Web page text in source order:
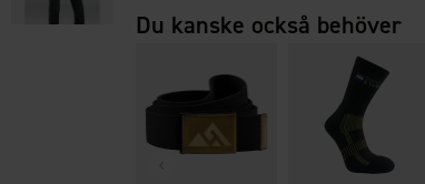
Du kanske också behöver